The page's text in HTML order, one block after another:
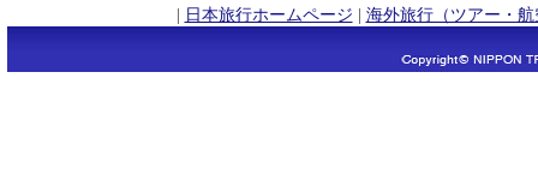
| 日本旅行ホームページ | 海外旅行（ツアー・航